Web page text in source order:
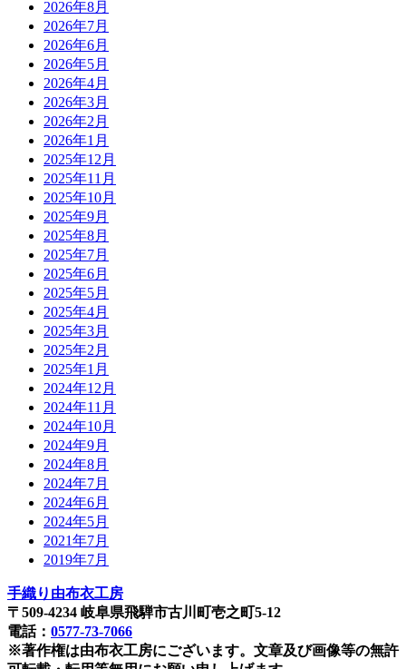
2026年8月
2026年7月
2026年6月
2026年5月
2026年4月
2026年3月
2026年2月
2026年1月
2025年12月
2025年11月
2025年10月
2025年9月
2025年8月
2025年7月
2025年6月
2025年5月
2025年4月
2025年3月
2025年2月
2025年1月
2024年12月
2024年11月
2024年10月
2024年9月
2024年8月
2024年7月
2024年6月
2024年5月
2021年7月
2019年7月
手織り由布衣工房
〒509-4234 岐阜県飛騨市古川町壱之町5-12
電話： 0577-73-7066
※著作権は由布衣工房にございます。文章及び画像等の無許